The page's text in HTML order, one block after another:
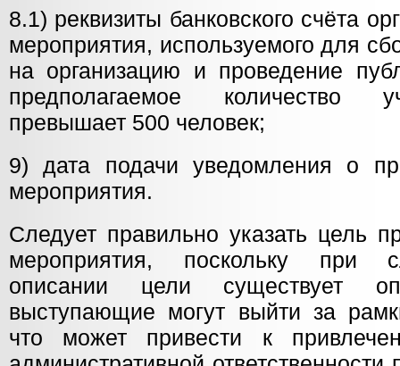
8.1) реквизиты банковского счёта
мероприятия, используемого для
на организацию и проведение
предполагаемое количество
превышает 500 человек;
9) дата подачи уведомления о
мероприятия.
Следует правильно указать цель
мероприятия, поскольку при
описании цели существует
выступающие могут выйти за
что может привести к